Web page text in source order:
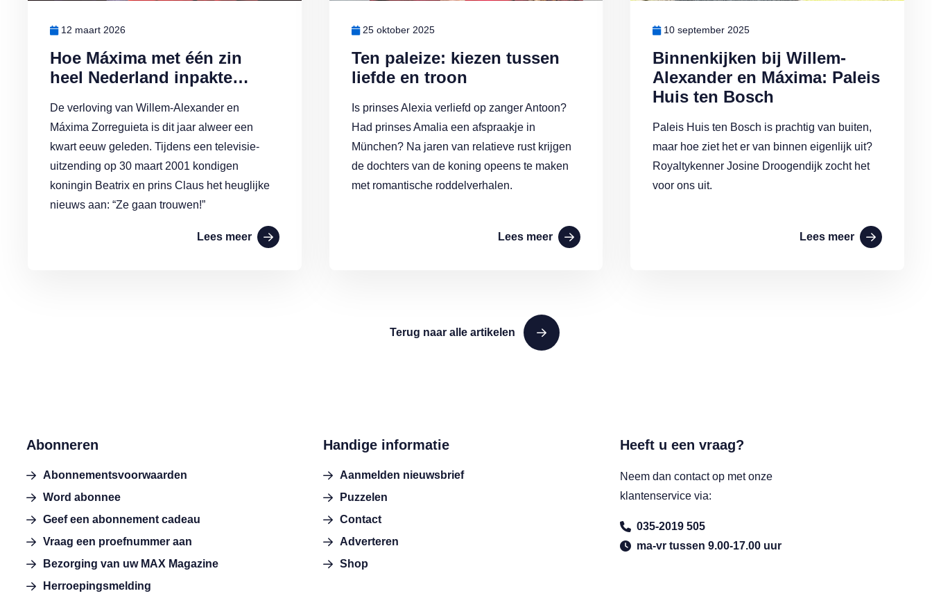
Hoe Máxima met één zin
heel Nederland inpakte…
12 maart 2026
De verloving van Willem-Alexander en
Máxima Zorreguieta is dit jaar alweer een
kwart eeuw geleden. Tijdens een televisie-
uitzending op 30 maart 2001 kondigen
koningin Beatrix en prins Claus het heuglijke
nieuws aan: “Ze gaan trouwen!”
Lees meer
Ten paleize: kiezen tussen
liefde en troon
25 oktober 2025
Is prinses Alexia verliefd op zanger Antoon?
Had prinses Amalia een afspraakje in
München? Na jaren van relatieve rust krijgen
de dochters van de koning opeens te maken
met romantische roddelverhalen.
Lees meer
Binnenkijken bij Willem-
Alexander en Máxima: Paleis
Huis ten Bosch
10 september 2025
Paleis Huis ten Bosch is prachtig van buiten,
maar hoe ziet het er van binnen eigenlijk uit?
Royaltykenner Josine Droogendijk zocht het
voor ons uit.
Lees meer
Terug naar alle artikelen
Abonneren
Abonnementsvoorwaarden
Word abonnee
Geef een abonnement cadeau
Vraag een proefnummer aan
Bezorging van uw MAX Magazine
Herroepingsmelding
Handige informatie
Aanmelden nieuwsbrief
Puzzelen
Contact
Adverteren
Shop
Heeft u een vraag?
Neem dan contact op met onze
klantenservice via:
035-2019 505
ma-vr tussen 9.00-17.00 uur